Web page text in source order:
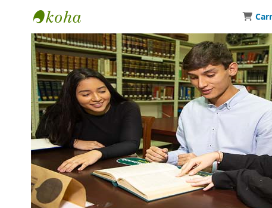
Biblioteca Universidad Monteávila